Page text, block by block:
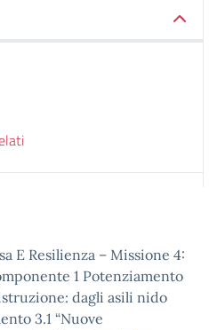
E Resilienza – Missione 4:
1 Potenziamento
dagli asili nido
3.1 “Nuove